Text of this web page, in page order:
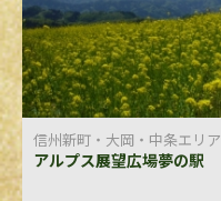
信州新町・大岡・中条エリア
アルプス展望広場夢の駅